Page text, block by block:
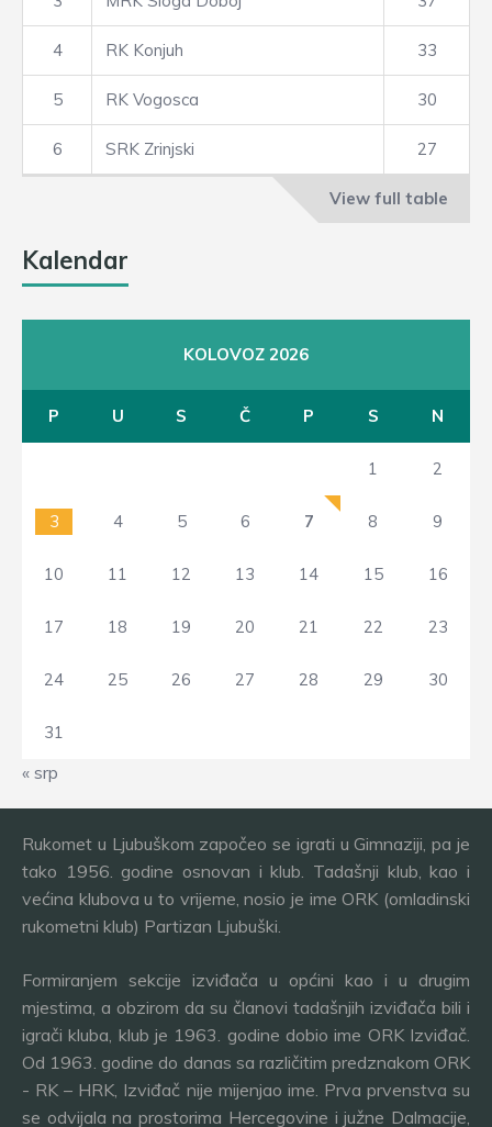
4 RK Konjuh 33
5 RK Vogosca 30
6 SRK Zrinjski 27
View full table
Kalendar
KOLOVOZ 2026
P U S Č P S N
1 2
3 4 5 6 7 8 9
10 11 12 13 14 15 16
17 18 19 20 21 22 23
24 25 26 27 28 29 30
31
« srp
Rukomet u Ljubuškom započeo se igrati u Gimnaziji, pa je
tako 1956. godine osnovan i klub. Tadašnji klub, kao i
većina klubova u to vrijeme, nosio je ime ORK (omladinski
rukometni klub) Partizan Ljubuški.
Formiranjem sekcije izviđača u općini kao i u drugim
mjestima, a obzirom da su članovi tadašnjih izviđača bili i
igrači kluba, klub je 1963. godine dobio ime ORK Izviđač.
Od 1963. godine do danas sa različitim predznakom ORK
- RK – HRK, Izviđač nije mijenjao ime. Prva prvenstva su
se odvijala na prostorima Hercegovine i južne Dalmacije,